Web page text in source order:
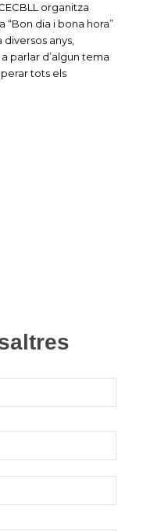
organitza
“Bon dia i bona hora”
anys,
parlar d’algun tema
tots els